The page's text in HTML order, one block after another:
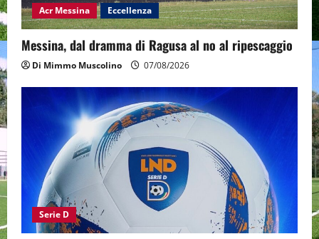
Acr Messina Eccellenza
Messina, dal dramma di Ragusa al no al ripescaggio
Di Mimmo Muscolino 07/08/2026
Serie D